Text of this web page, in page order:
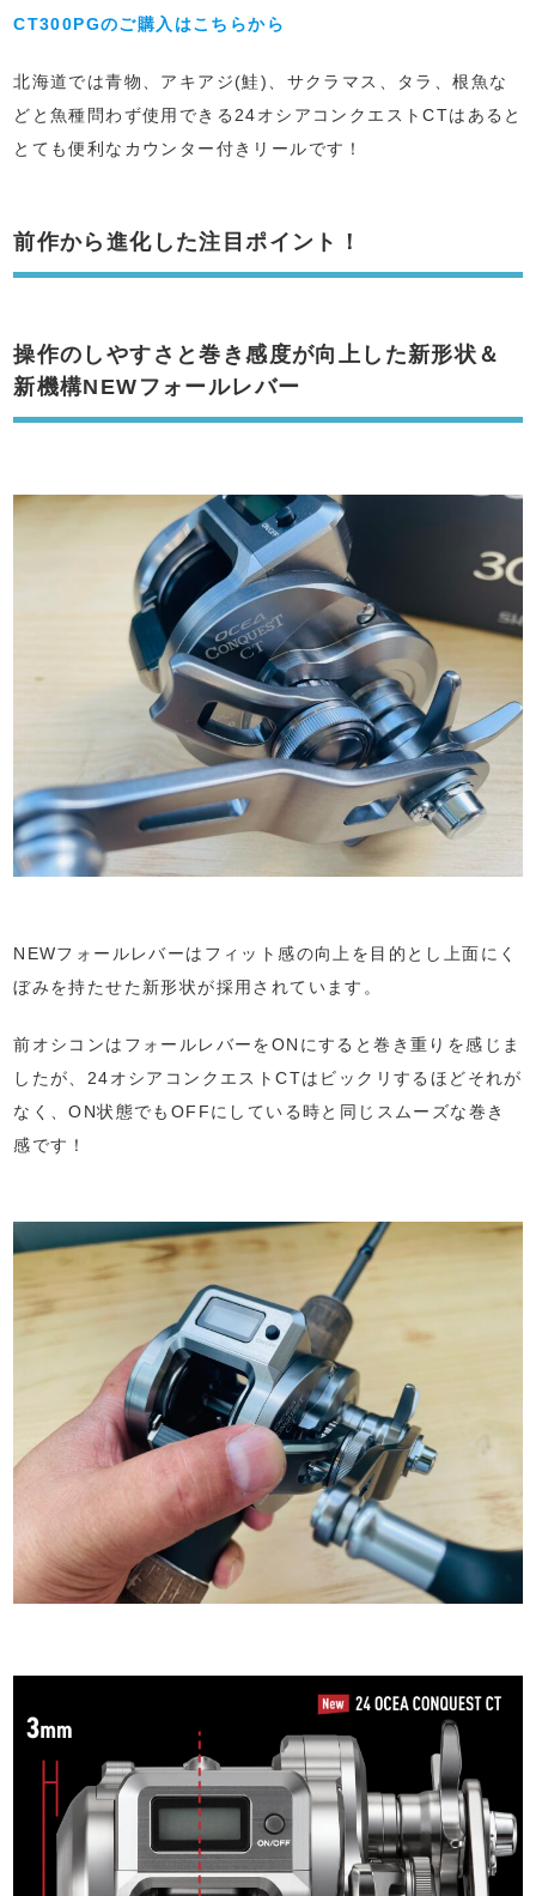
CT300PGのご購入はこちらから
北海道では青物、アキアジ(鮭)、サクラマス、タラ、根魚な
どと魚種問わず使用できる24オシアコンクエストCTはあると
とても便利なカウンター付きリールです！
前作から進化した注目ポイント！
操作のしやすさと巻き感度が向上した新形状＆
新機構NEWフォールレバー
NEWフォールレバーはフィット感の向上を目的とし上面にく
ぼみを持たせた新形状が採用されています。
前オシコンはフォールレバーをONにすると巻き重りを感じま
したが、24オシアコンクエストCTはビックリするほどそれが
なく、ON状態でもOFFにしている時と同じスムーズな巻き
感です！